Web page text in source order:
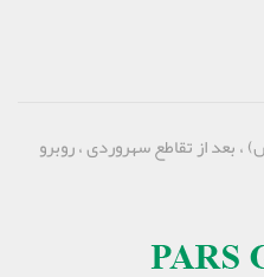
بعد از تقاطع سهروردی ، روبرو